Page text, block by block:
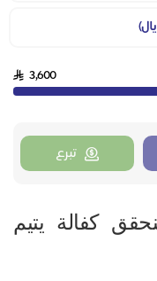
3,600
تبرع
كفالة يتيم